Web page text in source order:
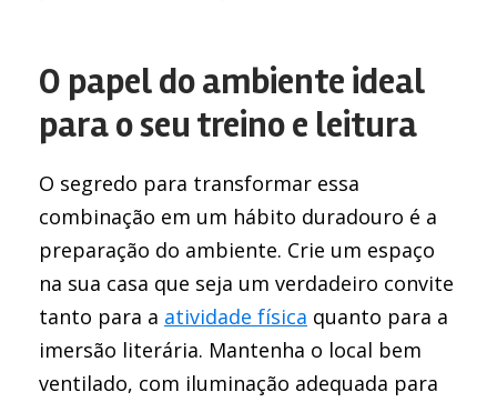
O papel do ambiente ideal
para o seu treino e leitura
O segredo para transformar essa
combinação em um hábito duradouro é a
preparação do ambiente. Crie um espaço
na sua casa que seja um verdadeiro convite
tanto para a atividade física quanto para a
imersão literária. Mantenha o local bem
ventilado, com iluminação adequada para